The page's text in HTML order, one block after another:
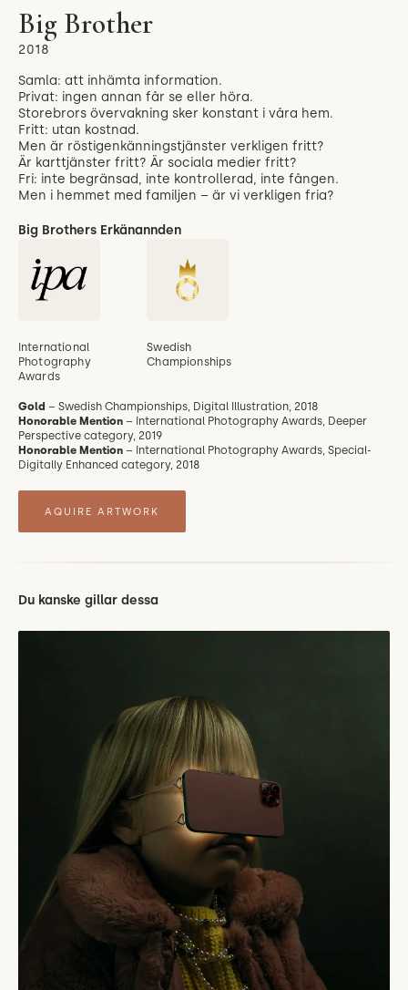
Big Brother
2018
Samla: att inhämta information.
Privat: ingen annan får se eller höra.
Storebrors övervakning sker konstant i våra hem.
Fritt: utan kostnad.
Men är röstigenkänningstjänster verkligen fritt?
Är karttjänster fritt? Är sociala medier fritt?
Fri: inte begränsad, inte kontrollerad, inte fången.
Men i hemmet med familjen – är vi verkligen fria?
Big Brothers Erkänannden
International
Photography
Awards
Swedish
Championships
Gold – Swedish Championships, Digital Illustration, 2018
Honorable Mention – International Photography Awards, Deeper
Perspective category, 2019
Honorable Mention – International Photography Awards, Special-
Digitally Enhanced category, 2018
AQUIRE ARTWORK
Du kanske gillar dessa